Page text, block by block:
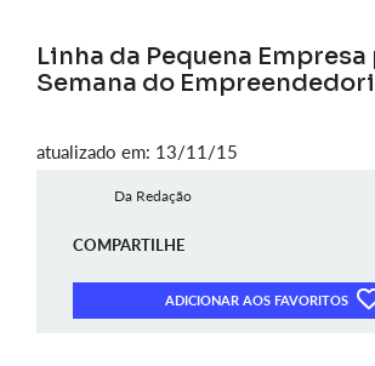
Linha da Pequena
Semana do
atualizado em: 13/11/15
Da Redação
COMPARTILHE
ADICIONAR AOS FAVORITOS